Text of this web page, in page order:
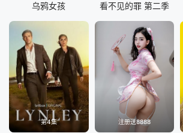
乌鸦女孩 看不见的罪 第二季
第4集 注册送8888